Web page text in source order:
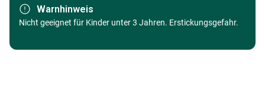
Kategorie Puzzle - Liebe und Zärtlichkeit
Alter
Puzzle für Erwachsene (500 bis
Warnhinweis
Nicht geeignet für Kinder unter 3 Jahren. Erstickungsgefahr.